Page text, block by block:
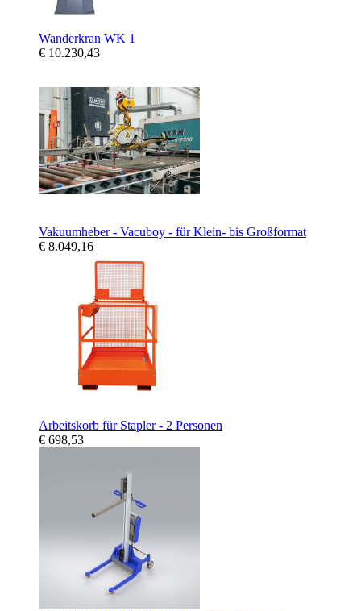
Wanderkran WK 1
€ 10.230,43
Vakuumheber - Vacuboy - für Klein- bis Großformat
€ 8.049,16
Arbeitskorb für Stapler - 2 Personen
€ 698,53